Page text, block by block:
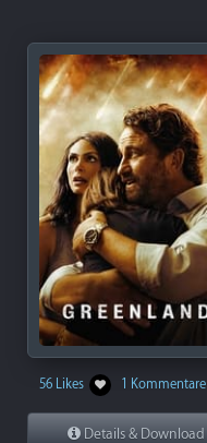
56 Likes 1 Kommentare
Details & Download